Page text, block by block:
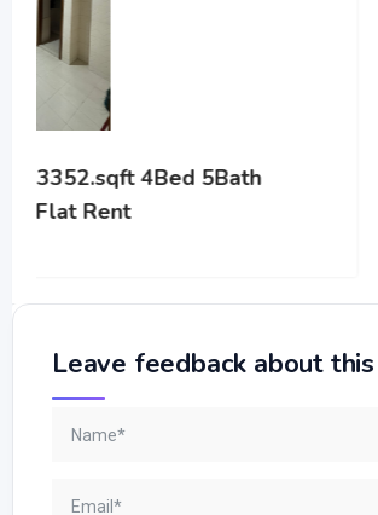
Hasim Heritage
Leave feedback about this